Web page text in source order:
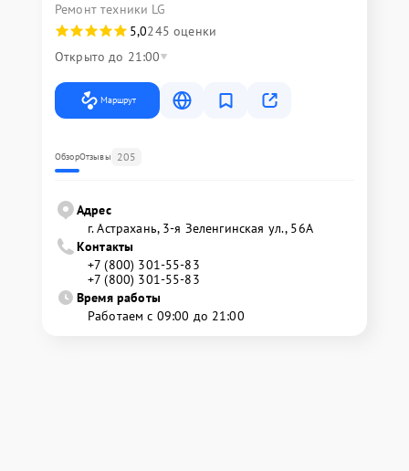
Ремонт техники LG
5,0245 оценки
Открыто до 21:00
Маршрут
ОбзорОтзывы 205
Адрес
г. Астрахань, 3-я Зеленгинская ул., 56А
Контакты
+7 (800) 301-55-83
+7 (800) 301-55-83
Время работы
Работаем с 09:00 до 21:00